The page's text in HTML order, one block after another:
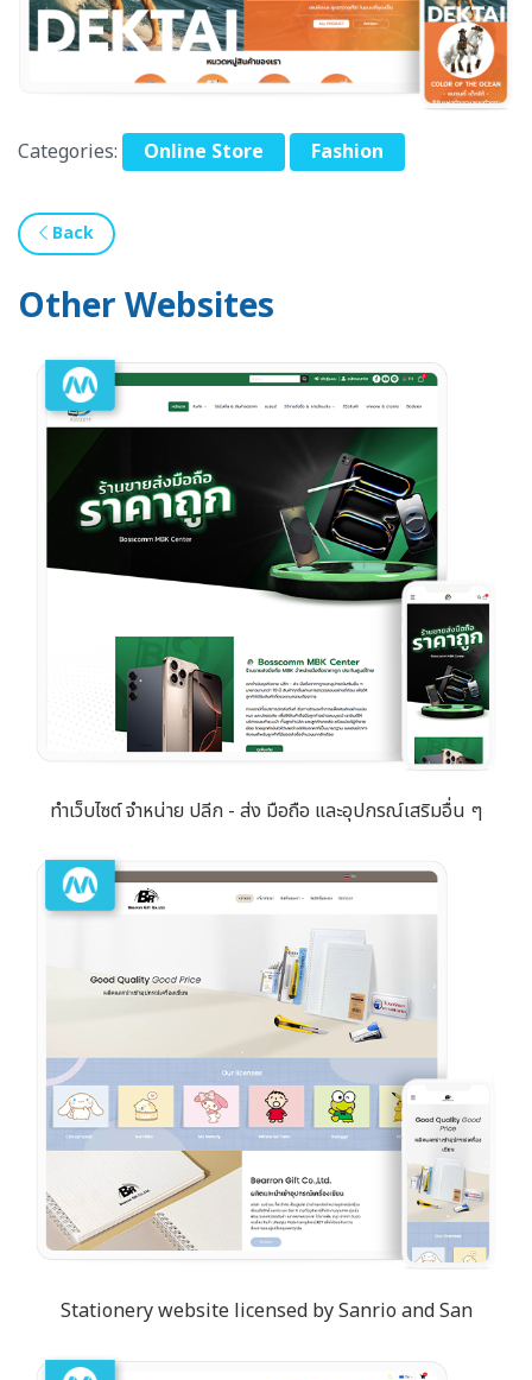
Categories: Online Store Fashion
Back
Other Websites
ทำเว็บไซต์ จำหน่าย ปลีก - ส่ง มือถือ และอุปกรณ์เสริมอื่น ๆ
Stationery website licensed by Sanrio and San